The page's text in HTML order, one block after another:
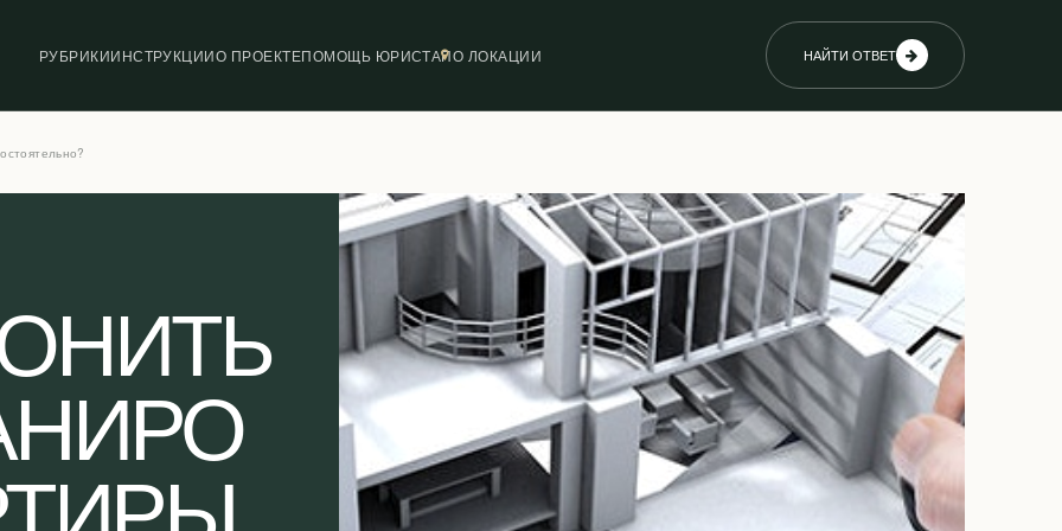
РУБРИКИИНСТРУКЦИИО ПРОЕКТЕПОМОЩЬ ЮРИСТАПО ЛОКАЦИИ НАЙТИ ОТВЕТ